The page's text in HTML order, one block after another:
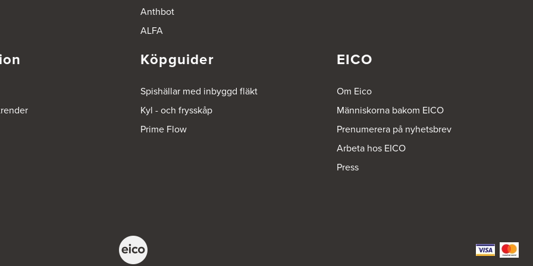
Anthbot
ALFA
Köpguider
Spishällar med inbyggd fläkt
Kyl - och frysskåp
Prime Flow
EICO
Om Eico
Människorna bakom EICO
Prenumerera på nyhetsbrev
Arbeta hos EICO
Press